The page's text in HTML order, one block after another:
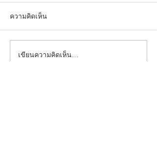
Sushi Juban Asok June
ความคิดเห็น
เขียนความคิดเห็น…